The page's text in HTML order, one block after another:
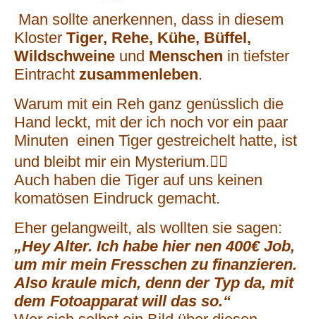
Man sollte anerkennen, dass in diesem
Kloster Tiger, Rehe, Kühe, Büffel,
Wildschweine und Menschen in tiefster
Eintracht zusammenleben.
Warum mit ein Reh ganz genüsslich die
Hand leckt, mit der ich noch vor ein paar
Minuten einen Tiger gestreichelt hatte, ist
und bleibt mir ein Mysterium.🤷‍♂️
Auch haben die Tiger auf uns keinen
komatösen Eindruck gemacht.
Eher gelangweilt, als wollten sie sagen:
„Hey Alter. Ich habe hier nen 400€ Job,
um mir mein Fresschen zu finanzieren.
Also kraule mich, denn der Typ da, mit
dem Fotoapparat will das so.“